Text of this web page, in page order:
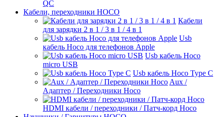
QC
Кабели, переходники HOCO
Кабели
для зарядки 2 в 1 / 3 в 1 / 4 в 1
Usb
кабель Hoco для телефонов Apple
Usb кабель Hoco
micro USB
Usb кабель Hoco Type C
Aux /
Адаптер / Переходники Hoco
HDMI кабели / переходники / Патч-корд Hoco